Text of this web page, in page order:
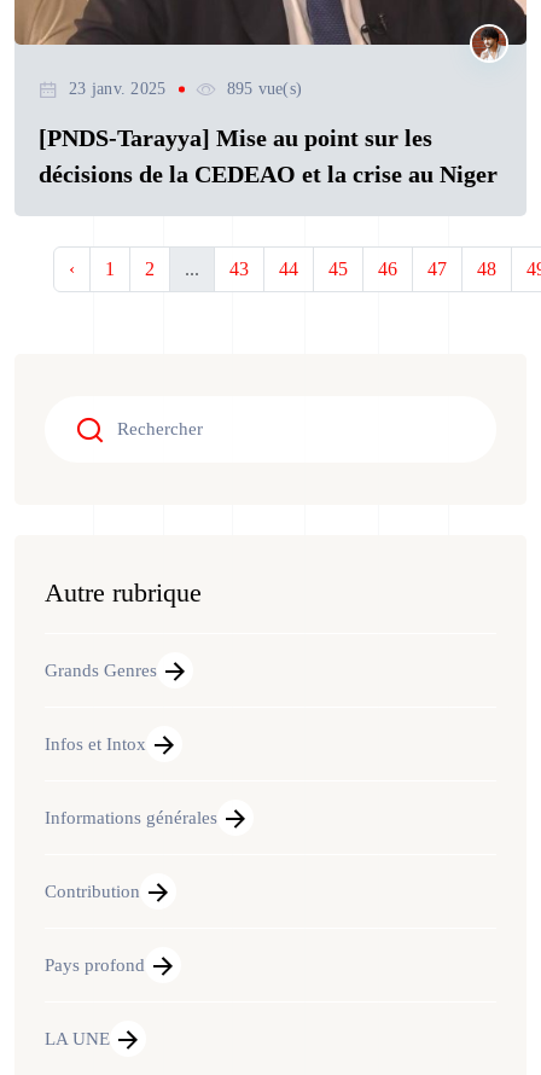
23 janv. 2025 895 vue(s)
[PNDS-Tarayya] Mise au point sur les
décisions de la CEDEAO et la crise au Niger
‹ 1 2 ... 43 44 45 46 47 48
Autre rubrique
Grands Genres
Infos et Intox
Informations générales
Contribution
Pays profond
LA UNE